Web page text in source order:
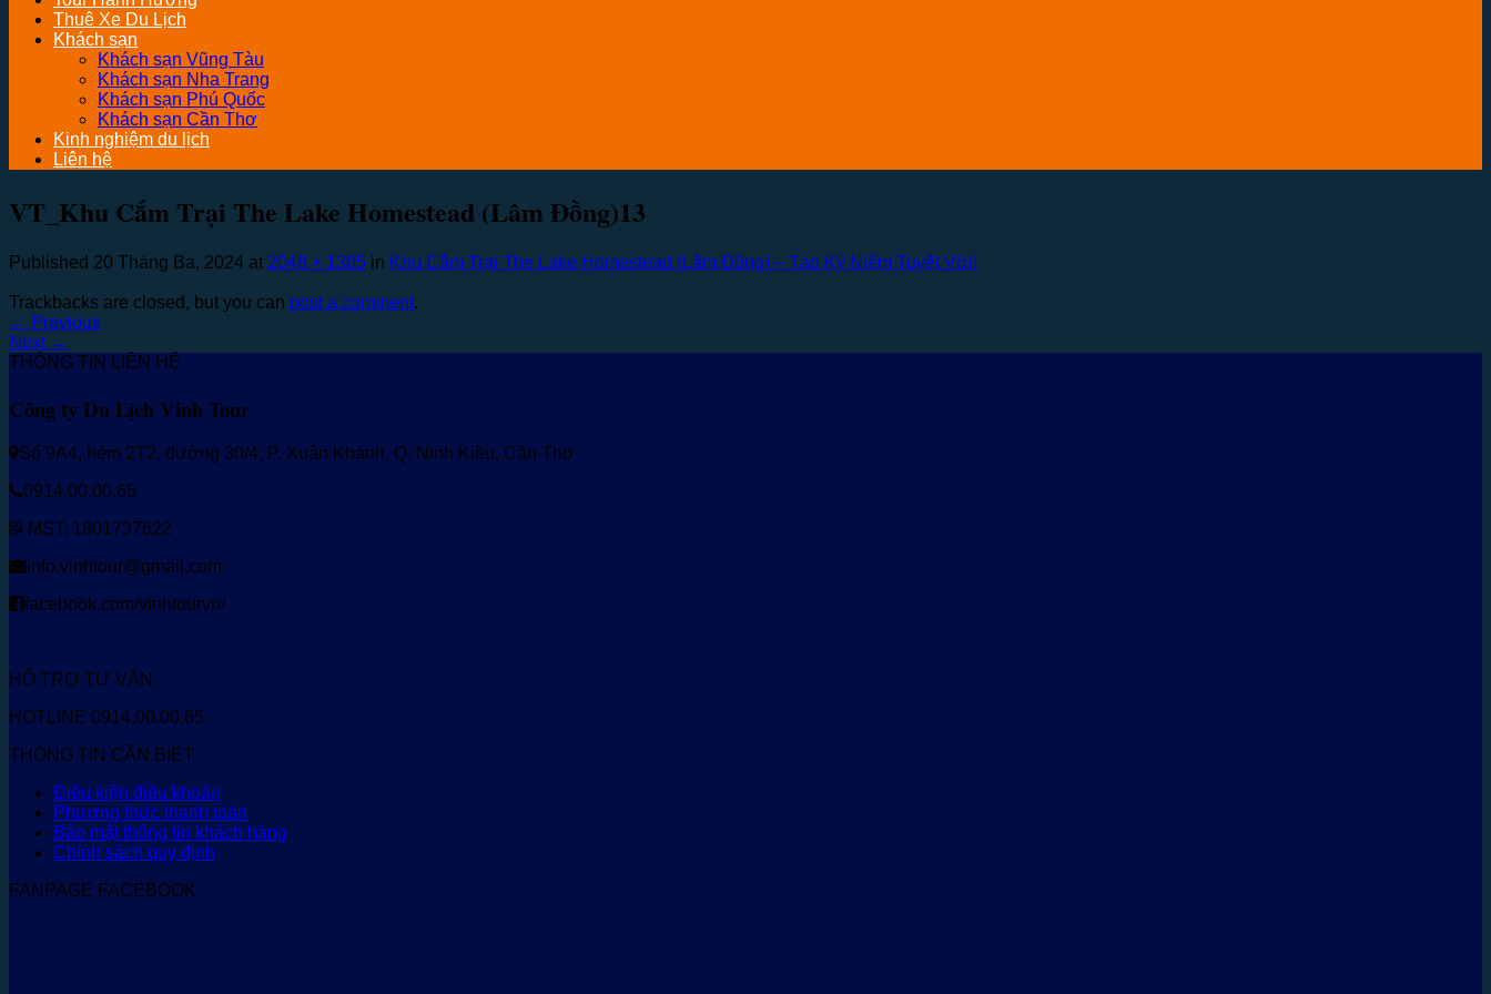
Thuê Xe Du Lịch
Khách sạn
Khách sạn Vũng Tàu
Khách sạn Nha Trang
Khách sạn Phú Quốc
Khách sạn Cần Thơ
Kinh nghiệm du lịch
Liên hệ
VT_Khu Cắm Trại The Lake Homestead (Lâm Đồng)13
Published 20 Tháng Ba, 2024 at 2048 × 1365 in Khu Cắm Trại The Lake Homestead (Lâm Đồng) – Tạo Kỷ Niệm Tuyệt Vời!
Trackbacks are closed, but you can post a comment.
← Previous
Next →
THÔNG TIN LIÊN HỆ
Công ty Du Lịch Vinh Tour
Số 9A4, hẻm 2T2, đường 30/4, P. Xuân Khánh, Q. Ninh Kiều, Cần Thơ
0914.00.00.65
MST: 1801737622
info.vinhtour@gmail.com
facebook.com/vinhtourvn/
HỖ TRỢ TƯ VẤN
HOTLINE 0914.00.00.65
THÔNG TIN CẦN BIẾT
Điều kiện điều khoản
Phương thức thanh toán
Bảo mật thông tin khách hàng
Chính sách quy định
FANPAGE FACEBOOK